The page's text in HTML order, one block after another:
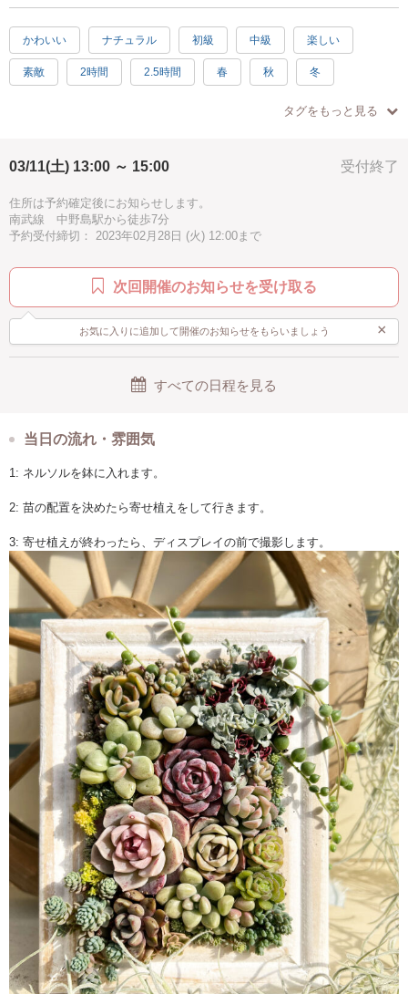
に時間を要するためお一人でいらして頂けると助かります。
かわいい ナチュラル 初級 中級 楽しい
素敵 2時間 2.5時間 春 秋 冬
タグをもっと見る
受付終了
03/11(土) 13:00 ～ 15:00
住所は予約確定後にお知らせします。
南武線 中野島駅から徒歩7分
予約受付締切： 2023年02月28日 (火) 12:00まで
次回開催のお知らせを受け取る
お気に入りに追加して開催のお知らせをもらいましょう ×
すべての日程を見る
当日の流れ・雰囲気
1: ネルソルを鉢に入れます。
2: 苗の配置を決めたら寄せ植えをして行きます。
3: 寄せ植えが終わったら、ディスプレイの前で撮影します。